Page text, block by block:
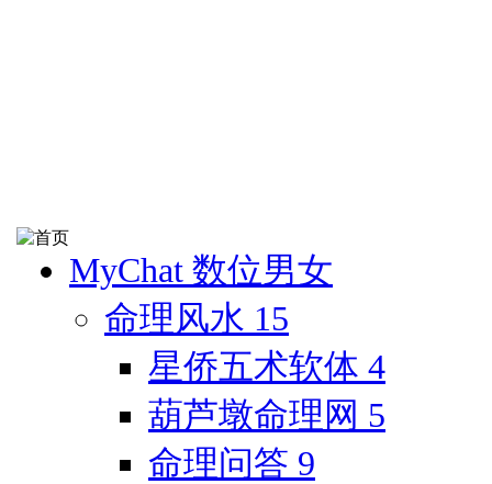
MyChat 数位男女
命理风水 15
星侨五术软体 4
葫芦墩命理网 5
命理问答 9